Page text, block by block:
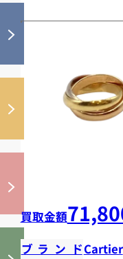
買取金額
ブランドCartier